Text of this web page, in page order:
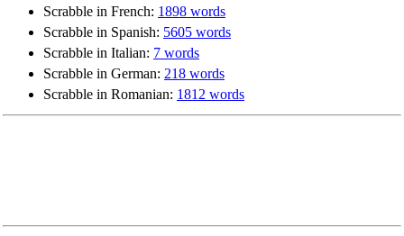
Scrabble in French: 1898 words
Scrabble in Spanish: 5605 words
Scrabble in Italian: 7 words
Scrabble in German: 218 words
Scrabble in Romanian: 1812 words